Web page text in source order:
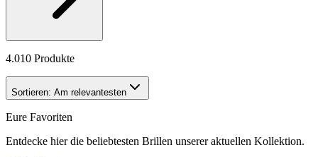
4.010 Produkte
Sortieren: Am relevantesten
Eure Favoriten
Entdecke hier die beliebtesten Brillen unserer aktuellen Kollektion.